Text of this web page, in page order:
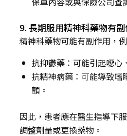
9. 長期服用精神科藥物有副
精神科藥物可能有副作用，例
抗抑鬱藥：可能引起噁心
抗精神病藥：可能導致嗜
顫。
因此，患者應在醫生指導下
調整劑量或更換藥物。